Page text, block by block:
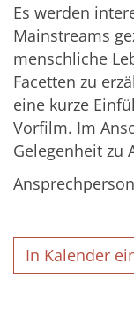
Es werden
Mainstreams
menschliche
Facetten zu
eine kurze
Vorfilm. Im
Gelegenheit zu
In Kalender